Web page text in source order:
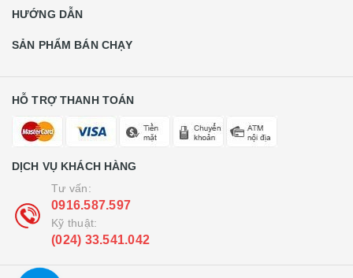
HƯỚNG DẪN
SẢN PHẨM BÁN CHẠY
HỖ TRỢ THANH TOÁN
DỊCH VỤ KHÁCH HÀNG
Tư vấn:
0916.587.597
Kỹ thuật:
(024) 33.541.042